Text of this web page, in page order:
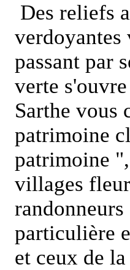
Des reliefs
verdoyantes
passant par
verte
Sarthe vous
patrimoine
patrimoine
villages
particulière
et ceux de